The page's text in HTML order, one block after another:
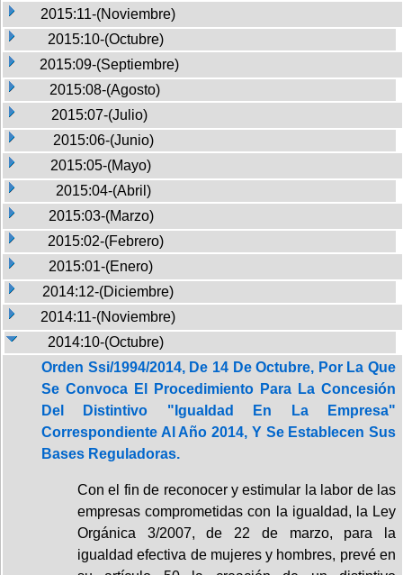
2015:11-(Noviembre)
2015:10-(Octubre)
2015:09-(Septiembre)
2015:08-(Agosto)
2015:07-(Julio)
2015:06-(Junio)
2015:05-(Mayo)
2015:04-(Abril)
2015:03-(Marzo)
2015:02-(Febrero)
2015:01-(Enero)
2014:12-(Diciembre)
2014:11-(Noviembre)
2014:10-(Octubre)
Orden Ssi/1994/2014, De 14 De Octubre, Por La Que
Se Convoca El Procedimiento Para La Concesión
Del Distintivo "Igualdad En La Empresa"
Correspondiente Al Año 2014, Y Se Establecen Sus
Bases Reguladoras.
Con el fin de reconocer y estimular la labor de las
empresas comprometidas con la igualdad, la Ley
Orgánica 3/2007, de 22 de marzo, para la
igualdad efectiva de mujeres y hombres, prevé en